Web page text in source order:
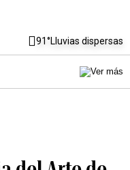
91°Lluvias dispersas